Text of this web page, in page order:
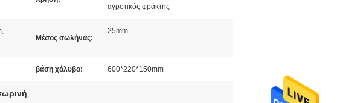
αγροτικός φράκτης
Μέσος σωλήνας:
25mm
βάση χάλυβα: 600*220*150mm
,